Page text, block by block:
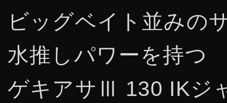
ビッグベイト並みの
水推しパワーを持つ
ゲキアサⅢ 130 IKジ